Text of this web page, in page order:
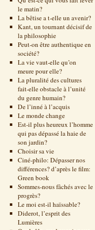
le matin?
La bêtise a t-elle un avenir?
Kant, un tournant décisif de
la philosophie
Peut-on être authentique en
société?
La vie vaut-elle qu’on
meure pour elle?
La pluralité des cultures
fait-elle obstacle à l’unité
du genre humain?
De l’inné à l’acquis
Le monde change
Est-il plus heureux l’homme
qui pas dépassé la haie de
son jardin?
Choisir sa vie
Ciné-philo: Dépasser nos
différences? d’après le film:
Green book
Sommes-nous fâchés avec le
progrès?
Le moi est-il haïssable?
Diderot, l’esprit des
Lumières